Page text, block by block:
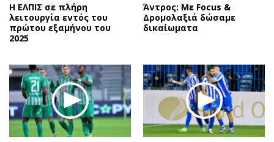
Η ΕΛΠΙΣ σε πλήρη
λειτουργία εντός του
πρώτου εξαμήνου του
2025
Άντρος: Με Focus &
Δρομολαξιά δώσαμε
δικαίωματα